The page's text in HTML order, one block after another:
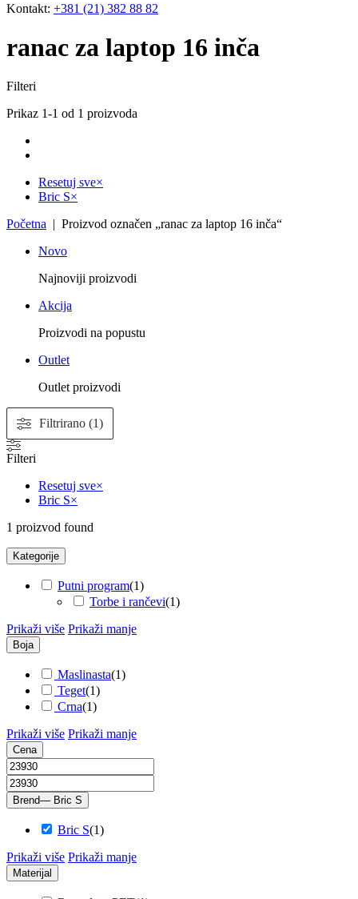
Kontakt: +381 (21) 382 88 82
ranac za laptop 16 inča
Filteri
Prikaz 1-1 od 1 proizvoda
Resetuj sve×
Bric S×
Početna | Proizvod označen „ranac za laptop 16 inča“
Novo
Najnoviji proizvodi
Akcija
Proizvodi na popustu
Outlet
Outlet proizvodi
Filtrirano (1)
Filteri
Resetuj sve×
Bric S×
1 proizvod found
Kategorije
Putni program(1)
Torbe i rančevi(1)
Prikaži više Prikaži manje
Boja
Maslinasta(1)
Teget(1)
Crna(1)
Prikaži više Prikaži manje
Cena
Brend— Bric S
Bric S(1)
Prikaži više Prikaži manje
Materijal